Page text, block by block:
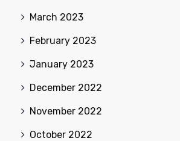
March 2023
February 2023
January 2023
December 2022
November 2022
October 2022